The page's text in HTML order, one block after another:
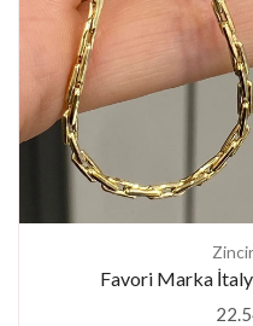
Favori Marka